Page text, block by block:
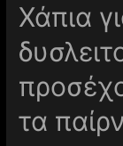
Χάπια
τα